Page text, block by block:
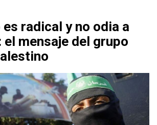
es radical y no odia a
mensaje del grupo